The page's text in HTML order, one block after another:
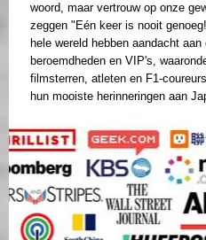
woord, maar vertrouw op onze
zeggen "Eén keer is nooit
hele wereld hebben aandacht
beroemdheden en VIP's,
filmsterren, atleten en F1-
hun mooiste herinneringen aan